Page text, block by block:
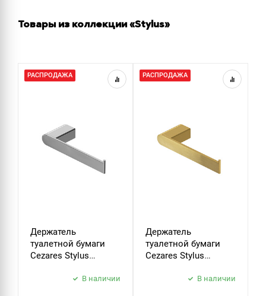
Товары из коллекции «Stylus»
РАСПРОДАЖА
Держатель
туалетной бумаги
Cezares Stylus
В наличии
РАСПРОДАЖА
Держатель
туалетной бумаги
Cezares Stylus
брашированноеВ наличии